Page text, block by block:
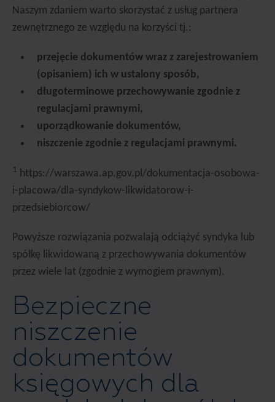
Naszym zdaniem warto skorzystać z usług partnera
zewnętrznego ze względu na korzyści tj.:
przejęcie dokumentów wraz z zarejestrowaniem
(opisaniem) ich w ustalony sposób,
długoterminowe przechowywanie zgodnie z
regulacjami prawnymi,
uporządkowanie dokumentów,
niszczenie zgodnie z regulacjami prawnymi.
1 https://warszawa.ap.gov.pl/dokumentacja-osobowa-
i-placowa/dla-syndykow-likwidatorow-i-
przedsiebiorcow/
Powyższe rozwiązania pozwalają odciążyć syndyka lub
spółkę likwidowaną z przechowywania dokumentów
przez wiele lat (zgodnie z wymogiem prawnym).
Bezpieczne
niszczenie
dokumentów
księgowych dla